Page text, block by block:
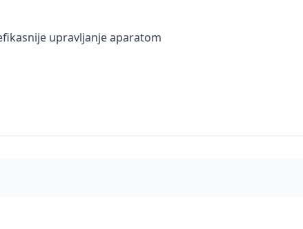
upravljanje aparatom